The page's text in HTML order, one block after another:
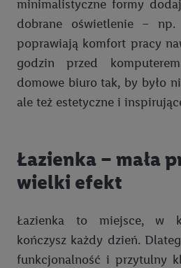
minimalistyczne formy
dobrane oświetlenie –
poprawiają komfort pracy
godzin przed
domowe biuro tak, by było
ale też estetyczne i
Łazienka – mała
wielki efekt
Łazienka to miejsce, w
kończysz każdy dzień.
funkcjonalność i przytulny
partnerów wymienionych powyżej
współadministratorzy przetwarzać
w postaci zahashowanej.
Użytkownik upoważnia również
siecitelekomunikacyjnejdo
usługach Lidl. Utiq najpierw
który utworzy identyfikator dla Utiq
numeru referencyjnego konta
telefonu komórkowego. Identyfikator
informacji o sposobie korzystania
szczególności technologia ta może
wykorzystywana do rozpoznawania